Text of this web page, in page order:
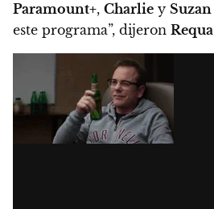
Paramount+, Charlie y Suzan
este programa”, dijeron Requa